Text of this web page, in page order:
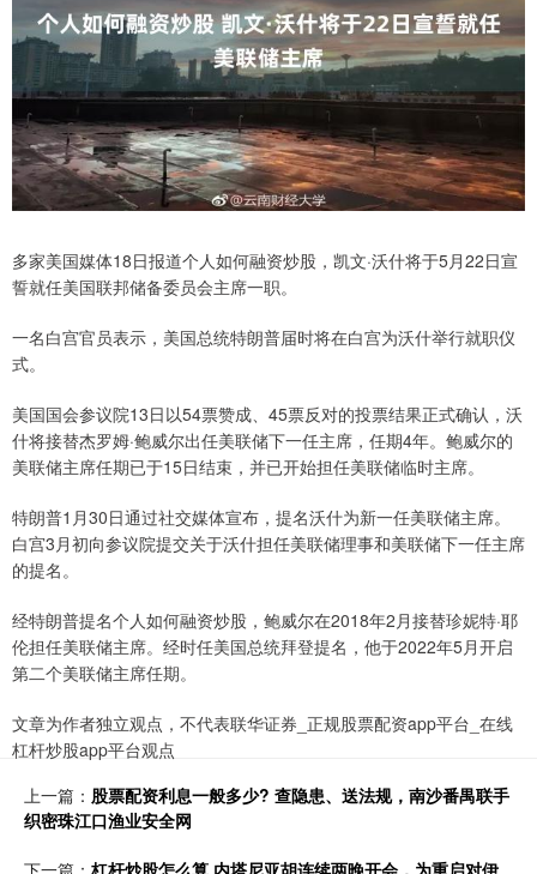
多家美国媒体18日报道个人如何融资炒股，凯文·沃什将于5月22日宣
誓就任美国联邦储备委员会主席一职。
一名白宫官员表示，美国总统特朗普届时将在白宫为沃什举行就职仪
式。
美国国会参议院13日以54票赞成、45票反对的投票结果正式确认，沃
什将接替杰罗姆·鲍威尔出任美联储下一任主席，任期4年。鲍威尔的
美联储主席任期已于15日结束，并已开始担任美联储临时主席。
特朗普1月30日通过社交媒体宣布，提名沃什为新一任美联储主席。
白宫3月初向参议院提交关于沃什担任美联储理事和美联储下一任主席
的提名。
经特朗普提名个人如何融资炒股，鲍威尔在2018年2月接替珍妮特·耶
伦担任美联储主席。经时任美国总统拜登提名，他于2022年5月开启
第二个美联储主席任期。
文章为作者独立观点，不代表联华证券_正规股票配资app平台_在线
杠杆炒股app平台观点
上一篇： 股票配资利息一般多少? 查隐患、送法规，南沙番禺联手
织密珠江口渔业安全网